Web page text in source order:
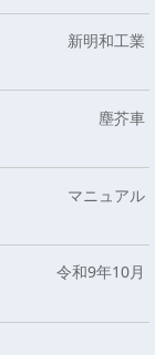
新明和工業
塵芥車
マニュアル
令和9年10月